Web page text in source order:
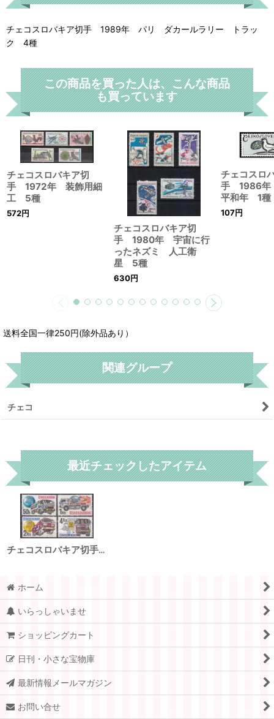
チェコスロバキア切手 1989年 パリ ダカールラリー トラッ
ク 4種
この商品を買った人は、こんな商品
も買っています
チェコスロバキア切
手 1972年 装飾用細
工 5種
572円
チェコスロバキア切
手 1980年 宇宙に行
ったネズミ 人工衛
星 5種
630円
チェコスロ
手 1986
平和年 1種
107円
送料全国一律250円(除外品あり）
関連グループ
チェコ
最近チェックしたアイテム
チェコスロバキア切手 1989年 パリ ダカールラリー トラック 4種
ホーム
いらっしゃいませ
ショッピングカート
日刊・小さな宝物庫
最新情報メールマガジン
お問い合せ